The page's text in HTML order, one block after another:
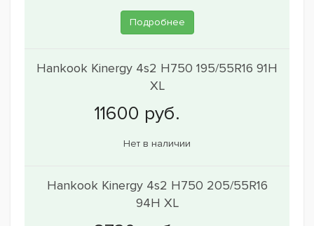
Подробнее
Hankook Kinergy 4s2 H750 195/55R16 91H
XL
Нет в наличии
Hankook Kinergy 4s2 H750 205/55R16
94H XL